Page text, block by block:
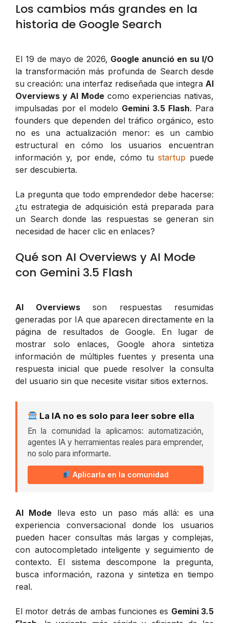
Los cambios más grandes en la
historia de Google Search
El 19 de mayo de 2026, Google anunció en su I/O
la transformación más profunda de Search desde
su creación: una interfaz rediseñada que integra AI
Overviews y AI Modecomo experiencias nativas,
impulsadas por el modelo Gemini 3.5 Flash. Para
founders que dependen del tráfico orgánico, esto
no es una actualización menor: es un cambio
estructural en cómo los usuarios encuentran
información y, por ende, cómo tu startup puede
ser descubierta.
La pregunta que todo emprendedor debe hacerse:
¿tu estrategia de adquisición está preparada para
un Search donde las respuestas se generan sin
necesidad de hacer clic en enlaces?
Qué son AI Overviews y AI Mode
con Gemini 3.5 Flash
AI Overviewsson respuestas resumidas
generadas por IA que aparecen directamente en la
página de resultados de Google. En lugar de
mostrar solo enlaces, Google ahora sintetiza
información de múltiples fuentes y presenta una
respuesta inicial que puede resolver la consulta
del usuario sin que necesite visitar sitios externos.
La IA no es solo para leer sobre ella
En la comunidad la aplicamos: automatización,
agentes IA y herramientas reales para emprender,
no solo para informarte.
Aplicarla en la comunidad
AI Modelleva esto un paso más allá: es una
experiencia conversacional donde los usuarios
pueden hacer consultas más largas y complejas,
con autocompletado inteligente y seguimiento de
contexto. El sistema descompone la pregunta,
busca información, razona y sintetiza en tiempo
real.
El motor detrás de ambas funciones es Gemini 3.5